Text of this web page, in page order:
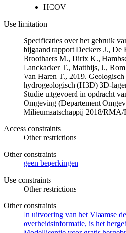
HCOV
Use limitation
Specificaties over het gebruik
bijgaand rapport Deckers J., De
Broothaers M., Dirix K.,
Lanckacker T., Matthijs, J.,
Van Haren T., 2019.
hydrogeologisch (H3D) 3D-
Studie uitgevoerd in opdracht
Omgeving (Departement
Milieumaatschappij 2018/RMA/
Access constraints
Other restrictions
Other constraints
geen beperkingen
Use constraints
Other restrictions
Other constraints
In uitvoering van het Vlaamse
overheidsinformatie, is het